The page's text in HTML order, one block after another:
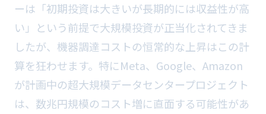
ーは「初期投資は大きいが長期的には収益性が高
い」という前提で大規模投資が正当化されてきま
したが、機器調達コストの恒常的な上昇はこの計
算を狂わせます。特にMeta、Google、Amazon
が計画中の超大規模データセンタープロジェクト
は、数兆円規模のコスト増に直面する可能性があ